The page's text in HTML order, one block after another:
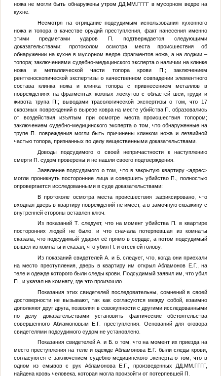
ножа не могли быть обнаружены утром ДД.ММ.ГГГГ в мусорном ведре на
кухне.
Несмотря на отрицание подсудимым использования кухонного
ножа и топора в качестве орудий преступления, факт нанесения именно
этими предметами ударов П.
подтверждается следующими
доказательствами: протоколом осмотра места происшествия об
обнаружении на кухне в мусорном ведре фрагментов ножа, а на лоджии –
топора; заключениями судебно-медицинского эксперта о наличии на клинке
ножа и металлической части топора крови П. ; заключением
рентгеноскопической экспертизы о качественном совпадении элементного
состава клинка ножа и клинка топора с привнесением металлов в
повреждениях на фрагментах кожных лоскутов с областей шеи, груди и
живота трупаП. ; выводами трасологической экспертизы о том, что 17
сквозных повреждений в вырезе ковра на месте убийстваП.
образовались
от воздействия изъятым при осмотре места происшествия топором;
заключением судебно-медицинского эксперта о том, что обнаруженные на
трупеП.
повреждения могли быть причинены клинком ножа и лезвийной
частью топора, признанных по делу вещественными доказательствами.
Доводы подсудимого о своей непричастности к наступлению
смерти П. судом проверены и не нашли своего подтверждения.
Заявление подсудимого о том, что в закрытую квартиру<адрес>
могли проникнуть посторонние лица и совершить убийствоП.
, полностью
опровергается исследованными в суде доказательствами:
В протоколе осмотра места происшествия зафиксировано, что
входная дверь в квартиру повреждений не имеет, а в замочную скважину с
внутренней стороны вставлен ключ.
Из показаний Т. следует, что на момент убийства П.
в квартире
посторонних людей не было, и что сначала потерпевшая из комнаты
сказала, что подсудимый ударил её прямо в сердце, а потом подсудимый
вышел из комнаты и сказал, что убил П.
и отсек ей голову.
Из показаний свидетелей А. и Б. следует, что, когда они приехали
на место преступления, дверь в квартиру им открылАбламонов Е.Г.
, на
теле и одежде которого были следы крови. Подсудимый заявил им, что убил
П.
, и указал на комнату, где это произошло.
Показания этих свидетелей последовательны, сомнений в своей
достоверности не вызывают, так как согласуются между собой, взаимно
дополняют друг друга, позволяя в совокупности с другими исследованными
по делу доказательствами установить фактические обстоятельства
совершенного Абламоновым Е.Г. преступления. Оснований для оговора
свидетелями подсудимого судом не установлено.
Показания свидетелейА. и Б. о том, что на момент их приезда на
место преступления на теле и одежде Абламонова Е.Г. были следы крови,
согласуются с заключением судебно-медицинского эксперта о том, что в
одном из смывов с рук Абламонова Е.Г., произведенных ДД.ММ.ГГГГ,
найдена кровь человека, которая могла произойти от потерпевшей П.